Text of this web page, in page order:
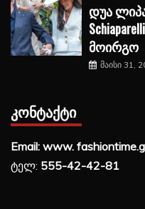
დუა
მოირგო
მაისი 31,
ᲙᲝᲜᲢᲐᲥᲢᲘ
Email: www.
ტელ: 555-42-42-81